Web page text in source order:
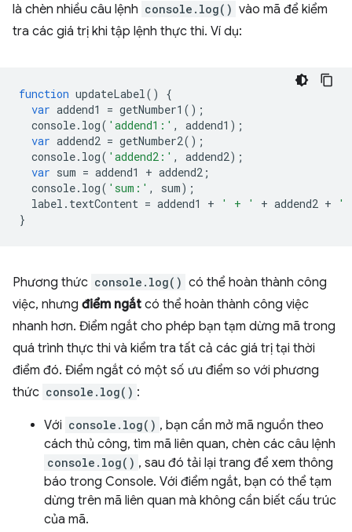
là chèn nhiều câu lệnh console.log() vào mã để kiểm
tra các giá trị khi tập lệnh thực thi. Ví dụ:
function updateLabel()
{
var addend1 = getNumber1 ();
console. log( 'addend1:' , addend1 );
var addend2 = getNumber2();
console. log( 'addend2:' , addend2);
var sum = addend1 + addend2 ;
console. log( 'sum:' , sum);
label . textContent = addend1 + ' + ' + addend2 +
'
}
Phương thức console.log() có thể hoàn thành công
việc, nhưng điểm ngắt có thể hoàn thành công việc
nhanh hơn. Điểm ngắt cho phép bạn tạm dừng mã trong
quá trình thực thi và kiểm tra tất cả các giá trị tại thời
điểm đó. Điểm ngắt có một số ưu điểm so với phương
thức console.log() :
Với console.log() , bạn cần mở mã nguồn theo
cách thủ công, tìm mã liên quan, chèn các câu lệnh
console.log() , sau đó tải lại trang để xem thông
báo trong Console. Với điểm ngắt, bạn có thể tạm
dừng trên mã liên quan mà không cần biết cấu trúc
của mã.